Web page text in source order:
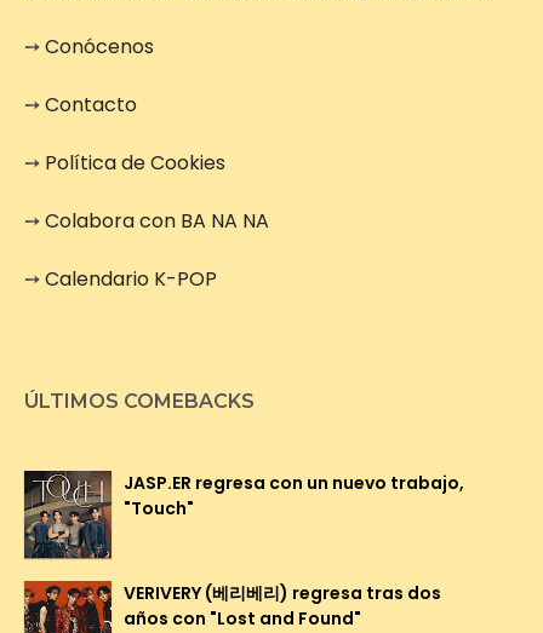
➙Conócenos
➙Contacto
➙ Política de Cookies
➙Colabora con BA NA NA
➙Calendario K-POP
ÚLTIMOS COMEBACKS
JASP.ER regresa con un nuevo trabajo,
"Touch"
VERIVERY (베리베리) regresa tras dos
años con "Lost and Found"